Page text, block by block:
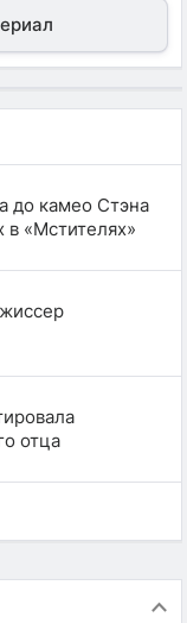
до камео Стэна
в «Мстителях»
отца